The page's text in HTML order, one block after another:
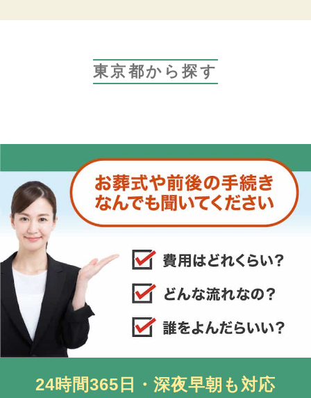
東京都から探す
24時間365日・深夜早朝も対応